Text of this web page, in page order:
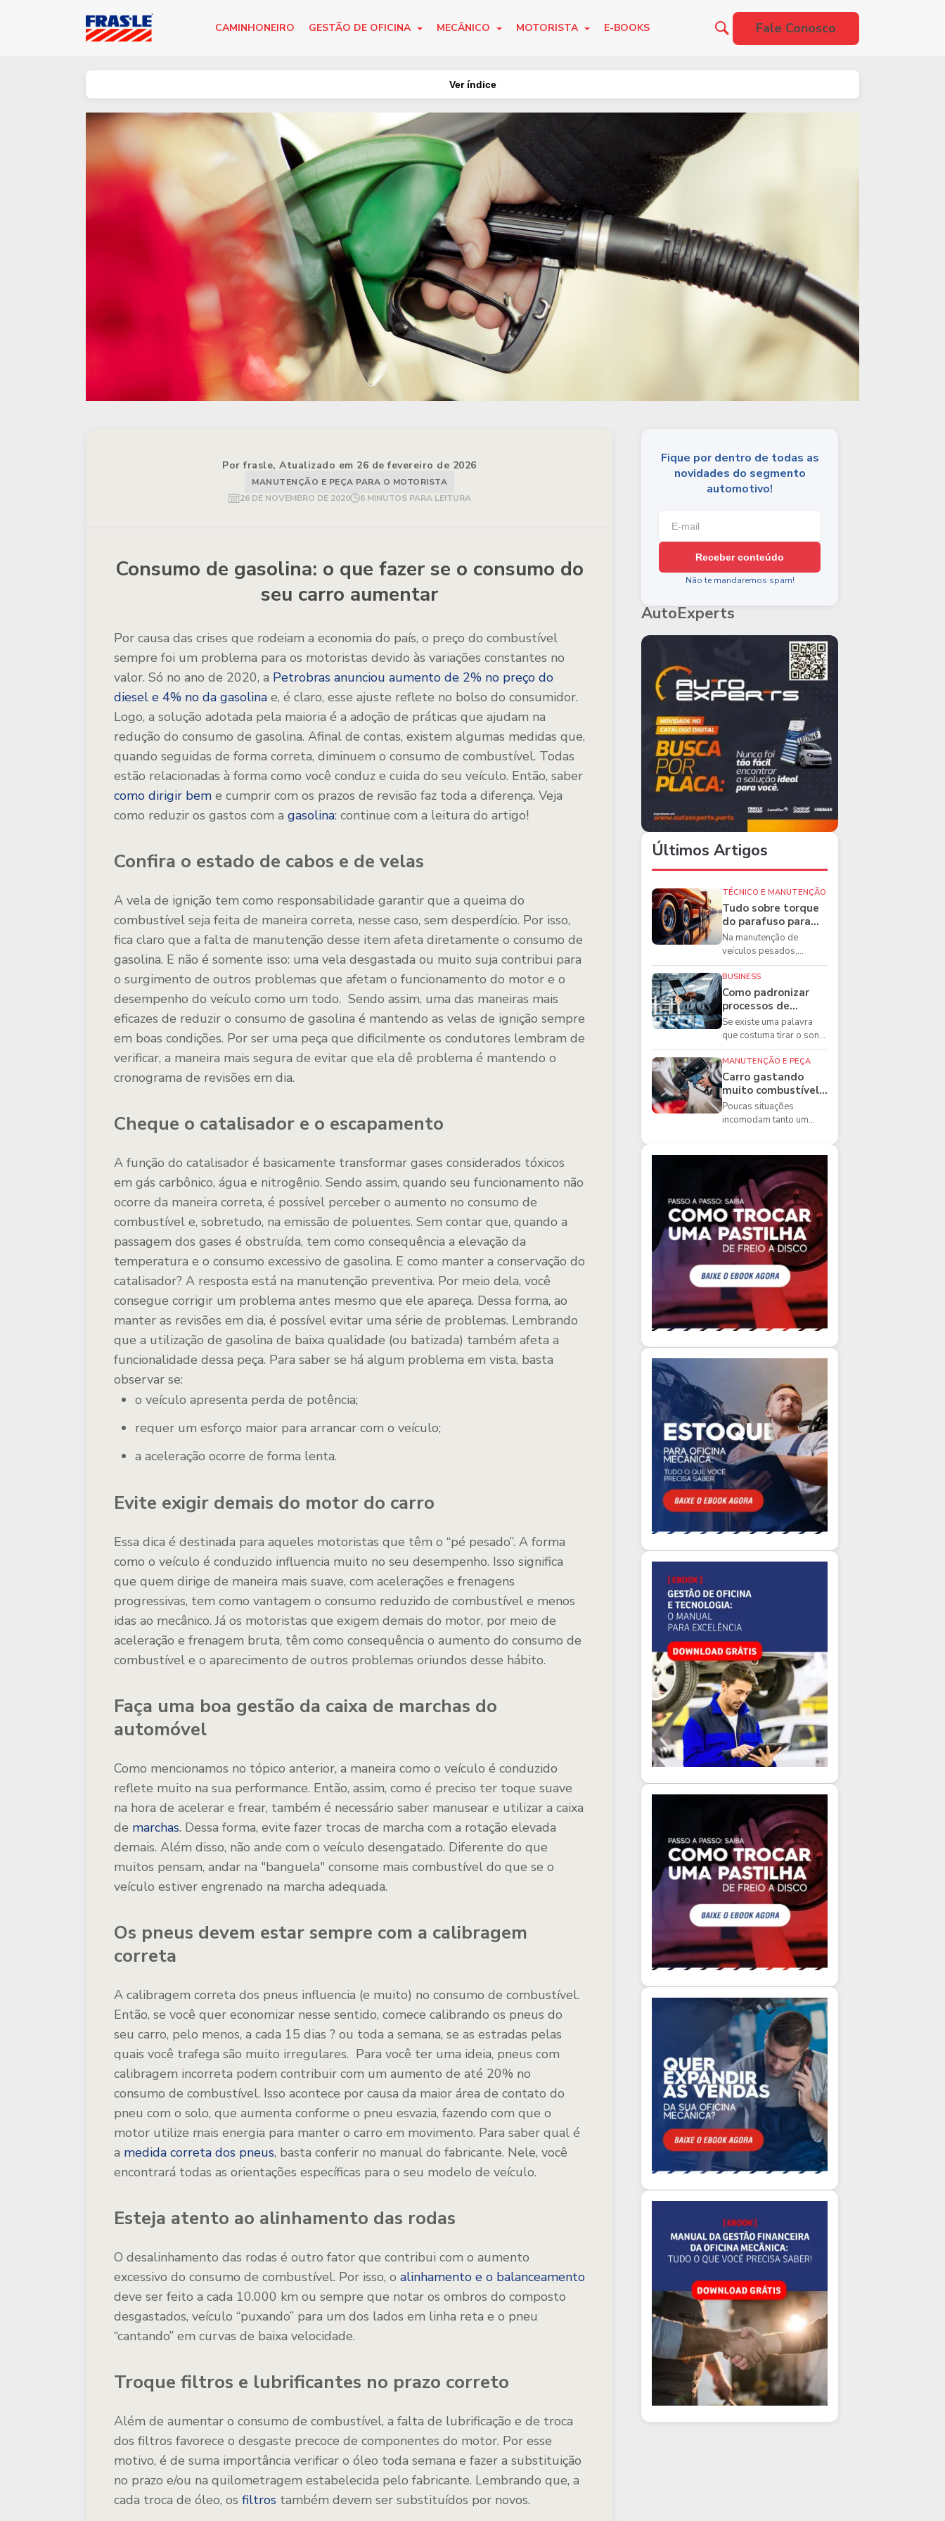
CAMINHONEIRO GESTÃO DE OFICINA MECÂNICO MOTORISTA E-BOOKS Fale Conosco
Ver índice
Por frasle, Atualizado em 26 de fevereiro de 2026
MANUTENÇÃO E PEÇA PARA O MOTORISTA
26 DE NOVEMBRO DE 2020
6 MINUTOS PARA LEITURA
Consumo de gasolina: o que fazer se o consumo do
seu carro aumentar
Por causa das crises que rodeiam a economia do país, o preço do combustível
sempre foi um problema para os motoristas devido às variações constantes no
valor. Só no ano de 2020, a Petrobras anunciou aumento de 2% no preço do
diesel e 4% no da gasolina e, é claro, esse ajuste reflete no bolso do consumidor.
Logo, a solução adotada pela maioria é a adoção de práticas que ajudam na
redução do consumo de gasolina. Afinal de contas, existem algumas medidas que,
quando seguidas de forma correta, diminuem o consumo de combustível. Todas
estão relacionadas à forma como você conduz e cuida do seu veículo. Então, saber
como dirigir bem e cumprir com os prazos de revisão faz toda a diferença. Veja
como reduzir os gastos com a gasolina: continue com a leitura do artigo!
Confira o estado de cabos e de velas
A vela de ignição tem como responsabilidade garantir que a queima do
combustível seja feita de maneira correta, nesse caso, sem desperdício. Por isso,
fica claro que a falta de manutenção desse item afeta diretamente o consumo de
gasolina. E não é somente isso: uma vela desgastada ou muito suja contribui para
o surgimento de outros problemas que afetam o funcionamento do motor e o
desempenho do veículo como um todo. Sendo assim, uma das maneiras mais
eficazes de reduzir o consumo de gasolina é mantendo as velas de ignição sempre
em boas condições. Por ser uma peça que dificilmente os condutores lembram de
verificar, a maneira mais segura de evitar que ela dê problema é mantendo o
cronograma de revisões em dia.
Cheque o catalisador e o escapamento
A função do catalisador é basicamente transformar gases considerados tóxicos
em gás carbônico, água e nitrogênio. Sendo assim, quando seu funcionamento não
ocorre da maneira correta, é possível perceber o aumento no consumo de
combustível e, sobretudo, na emissão de poluentes. Sem contar que, quando a
passagem dos gases é obstruída, tem como consequência a elevação da
temperatura e o consumo excessivo de gasolina. E como manter a conservação do
catalisador? A resposta está na manutenção preventiva. Por meio dela, você
consegue corrigir um problema antes mesmo que ele apareça. Dessa forma, ao
manter as revisões em dia, é possível evitar uma série de problemas. Lembrando
que a utilização de gasolina de baixa qualidade (ou batizada) também afeta a
funcionalidade dessa peça. Para saber se há algum problema em vista, basta
observar se:
o veículo apresenta perda de potência;
requer um esforço maior para arrancar com o veículo;
a aceleração ocorre de forma lenta.
Evite exigir demais do motor do carro
Essa dica é destinada para aqueles motoristas que têm o “pé pesado”. A forma
como o veículo é conduzido influencia muito no seu desempenho. Isso significa
que quem dirige de maneira mais suave, com acelerações e frenagens
progressivas, tem como vantagem o consumo reduzido de combustível e menos
idas ao mecânico. Já os motoristas que exigem demais do motor, por meio de
aceleração e frenagem bruta, têm como consequência o aumento do consumo de
combustível e o aparecimento de outros problemas oriundos desse hábito.
Faça uma boa gestão da caixa de marchas do
automóvel
Como mencionamos no tópico anterior, a maneira como o veículo é conduzido
reflete muito na sua performance. Então, assim, como é preciso ter toque suave
na hora de acelerar e frear, também é necessário saber manusear e utilizar a caixa
de marchas. Dessa forma, evite fazer trocas de marcha com a rotação elevada
demais. Além disso, não ande com o veículo desengatado. Diferente do que
muitos pensam, andar na "banguela" consome mais combustível do que se o
veículo estiver engrenado na marcha adequada.
Os pneus devem estar sempre com a calibragem
correta
A calibragem correta dos pneus influencia (e muito) no consumo de combustível.
Então, se você quer economizar nesse sentido, comece calibrando os pneus do
seu carro, pelo menos, a cada 15 dias ? ou toda a semana, se as estradas pelas
quais você trafega são muito irregulares. Para você ter uma ideia, pneus com
calibragem incorreta podem contribuir com um aumento de até 20% no
consumo de combustível. Isso acontece por causa da maior área de contato do
pneu com o solo, que aumenta conforme o pneu esvazia, fazendo com que o
motor utilize mais energia para manter o carro em movimento. Para saber qual é
a medida correta dos pneus, basta conferir no manual do fabricante. Nele, você
encontrará todas as orientações específicas para o seu modelo de veículo.
Esteja atento ao alinhamento das rodas
O desalinhamento das rodas é outro fator que contribui com o aumento
excessivo do consumo de combustível. Por isso, o alinhamento e o balanceamento
deve ser feito a cada 10.000 km ou sempre que notar os ombros do composto
desgastados, veículo “puxando” para um dos lados em linha reta e o pneu
“cantando” em curvas de baixa velocidade.
Troque filtros e lubrificantes no prazo correto
Além de aumentar o consumo de combustível, a falta de lubrificação e de troca
dos filtros favorece o desgaste precoce de componentes do motor. Por esse
motivo, é de suma importância verificar o óleo toda semana e fazer a substituição
no prazo e/ou na quilometragem estabelecida pelo fabricante. Lembrando que, a
cada troca de óleo, os filtros também devem ser substituídos por novos.
Fique por dentro de todas as
novidades do segmento
automotivo!
Receber conteúdo
Não te mandaremos spam!
AutoExperts
Últimos Artigos
TÉCNICO E MANUTENÇÃO
Tudo sobre torque
do parafuso para
caminhões e as
boas práticas que
todo mecânico
precisa conhecer
Na manutenção de
veículos pesados,
existem ferramentas que
fazem diferença direta na
segurança e na ...
BUSINESS
Como padronizar
processos de
manutenção de
frota na oficina
Se existe uma palavra
que costuma tirar o sono
dos gestores de
manutenção, ela é a
imprevisibilidade...
MANUTENÇÃO E PEÇA
Carro gastando
muito combustível:
5 motivos que
podem aumentar o
Poucas situações
incomodam tanto um
acabando mais r...